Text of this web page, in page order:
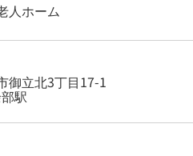
人ホーム
御立北3丁目17-1
駅